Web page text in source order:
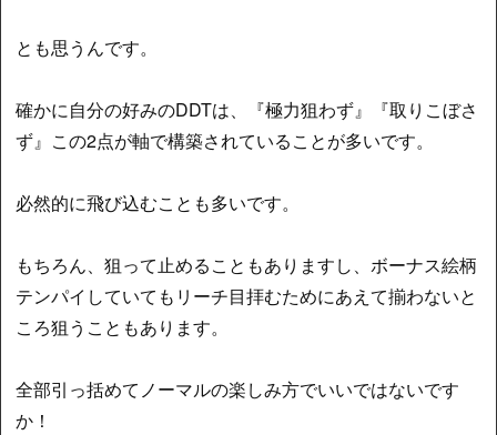
とも思うんです。
確かに自分の好みのDDTは、『極力狙わず』『取りこぼさ
ず』この2点が軸で構築されていることが多いです。
必然的に飛び込むことも多いです。
もちろん、狙って止めることもありますし、ボーナス絵柄
テンパイしていてもリーチ目拝むためにあえて揃わないと
ころ狙うこともあります。
全部引っ括めてノーマルの楽しみ方でいいではないです
か！